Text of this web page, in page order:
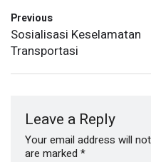
Previous
Sosialisasi Keselamatan
Transportasi
Leave a Reply
Your email address will
are marked *